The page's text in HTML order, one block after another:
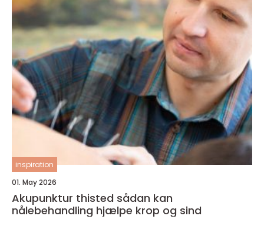
inspiration
01. May 2026
Akupunktur thisted sådan kan
nålebehandling hjælpe krop og sind